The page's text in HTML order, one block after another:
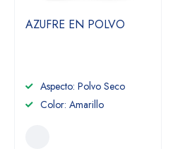
AZUFRE EN POLVO
Aspecto: Polvo Seco
Color: Amarillo